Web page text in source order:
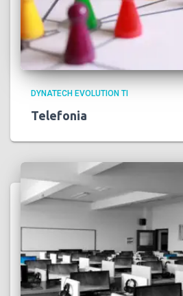
DYNATECH EVOLUTION TI
Telefonia